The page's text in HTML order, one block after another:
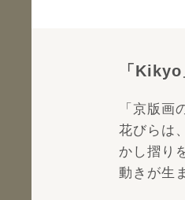
「
「京版画
花びらは
かし摺り
動きが生